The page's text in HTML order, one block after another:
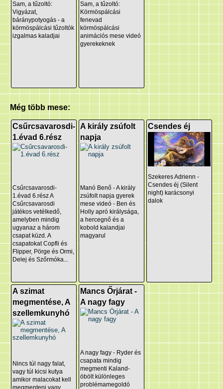
Sam, a tűzoltó:
Vigyázat,
báránypotyogás - a
körmöspálcási tűzoltók
izgalmas kaladjai
Sam, a tűzoltó:
Körmöspálcási
fenevad
körmöspálcási
animációs mese videó
gyerekeknek
Még több mese:
Csűrcsavarosdi-
1.évad 6.rész
Csűrcsavarosdi-
1.évad 6.rész A
Csűrcsavarosdi
játékos vetélkedő,
amelyben mindig
ugyanaz a három
csapat küzd. A
csapatokat Copfli és
Flipper, Pörge és Ormi,
Delej és Szőrmóka...
A király zsúfolt
napja
Manó Benő - A király
zsúfolt napja gyerek
mese videó - Ben és
Holly apró királysága,
a hercegnő és a
kobold kalandjai
magyarul
Csendes éj
Szekeres Adrienn -
Csendes éj (Silent
night) karácsonyi
dalok
A szimat
megmentése, A
szellemkunyhó
Nincs túl nagy falat,
vagy túl kicsi kutya
amikor malacokat kell
megmenteni vagy
Mancs Őrjárat -
A nagy fagy
A nagy fagy - Ryder és
csapata mindig
megmenti Kaland-
öbölt különleges
problémamegoldó